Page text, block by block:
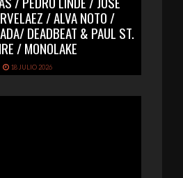
/ ALVA NOTO /
DEADBEAT & PAUL ST.
/ MONOLAKE
18 JULIO 2026